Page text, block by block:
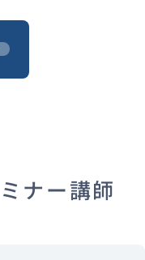
ナー講師